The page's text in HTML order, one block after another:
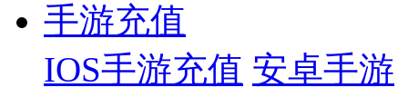
手游充值
IOS手游充值 安卓手游